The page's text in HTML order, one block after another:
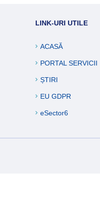
LINK-URI UTILE
ACASĂ
PORTAL SERVICII
ȘTIRI
EU GDPR
eSector6